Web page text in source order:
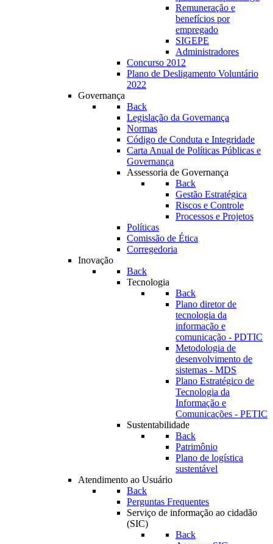
Remuneração e
benefícios por
empregado
SIGEPE
Administradores
Concurso 2012
Plano de Desligamento Voluntário
2022
Governança
Back
Legislação da Governança
Normas
Código de Conduta e Integridade
Carta Anual de Políticas Públicas e
Governança
Assessoria de Governança
Back
Gestão Estratégica
Riscos e Controle
Processos e Projetos
Políticas
Comissão de Ética
Corregedoria
Inovação
Back
Tecnologia
Back
Plano diretor de
tecnologia da
informação e
comunicação - PDTIC
Metodologia de
desenvolvimento de
sistemas - MDS
Plano Estratégico de
Tecnologia da
Informação e
Comunicações - PETIC
Sustentabilidade
Back
Patrimônio
Plano de logística
sustentável
Atendimento ao Usuário
Back
Perguntas Frequentes
Serviço de informação ao cidadão
(SIC)
Back